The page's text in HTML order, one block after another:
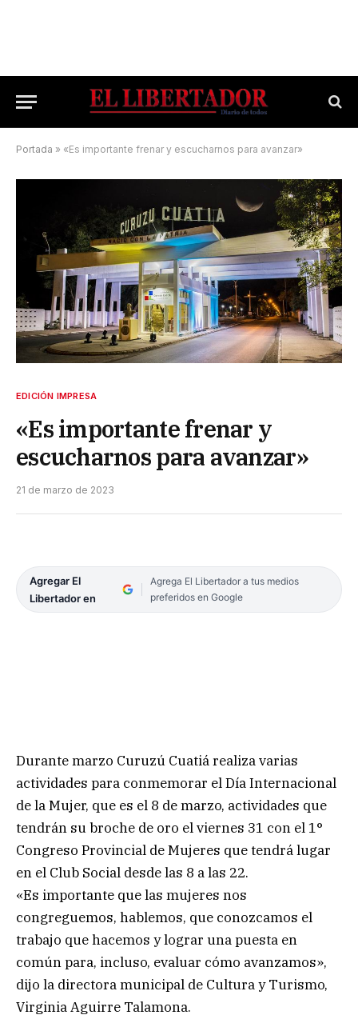
Portada » «Es importante frenar y escucharnos para avanzar»
EDICIÓN IMPRESA
«Es importante frenar y
escucharnos para avanzar»
21 de marzo de 2023
Agregar El
Libertador en
Agrega El Libertador a tus medios
preferidos en Google
Durante marzo Curuzú Cuatiá realiza varias
actividades para conmemorar el Día Internacional
de la Mujer, que es el 8 de marzo, actividades que
tendrán su broche de oro el viernes 31 con el 1°
Congreso Provincial de Mujeres que tendrá lugar
en el Club Social desde las 8 a las 22.
«Es importante que las mujeres nos
congreguemos, hablemos, que conozcamos el
trabajo que hacemos y lograr una puesta en
común para, incluso, evaluar cómo avanzamos»,
dijo la directora municipal de Cultura y Turismo,
Virginia Aguirre Talamona.